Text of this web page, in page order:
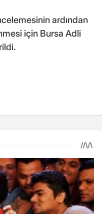
ardından
için Bursa Adli